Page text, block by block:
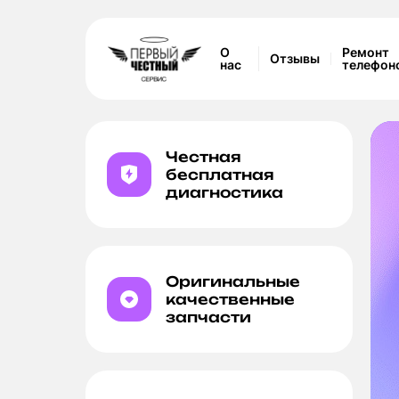
О
нас
Отзывы
Ремонт
Честная
бесплатная
диагностика
Оригинальные
качественные
запчасти